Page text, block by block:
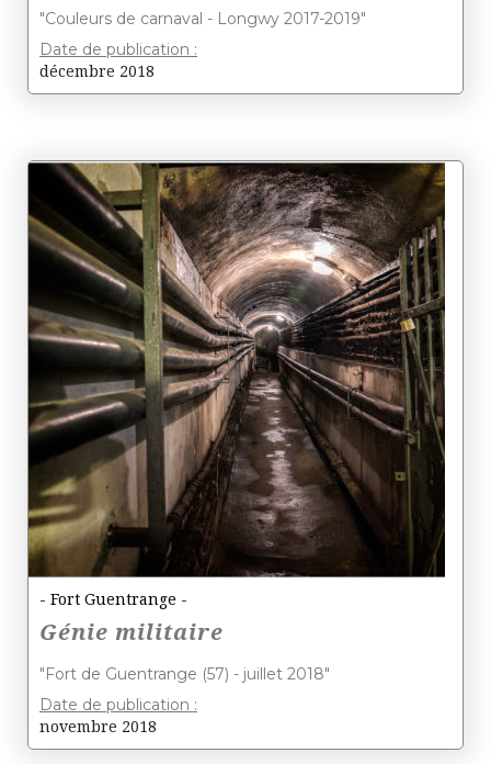
"Couleurs de carnaval - Longwy 2017-2019"
Date de publication :
décembre 2018
- Fort Guentrange -
Génie militaire
"Fort de Guentrange (57) - juillet 2018"
Date de publication :
novembre 2018